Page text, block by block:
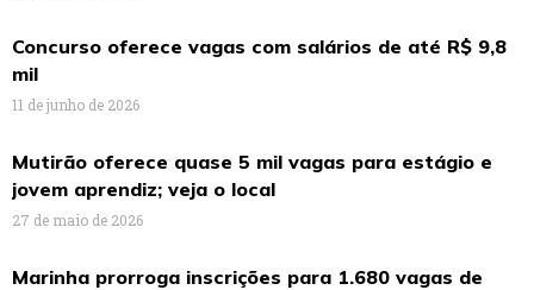
Concurso oferece vagas com salários de até R$ 9,8
mil
11 de junho de 2026
Mutirão oferece quase 5 mil vagas para estágio e
jovem aprendiz; veja o local
27 de maio de 2026
Marinha prorroga inscrições para 1.680 vagas de